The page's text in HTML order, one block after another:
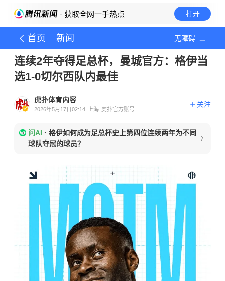
· 获取全网一手热点 打开
首页 新闻 无障碍
连续2年夺得足总杯，曼城官方：格伊当
选1-0切尔西队内最佳
虎扑体育内容
2026年5月17日02:14 上海 虎扑官方账号
关注
问AI · 格伊如何成为足总杯史上第四位连续两年为不同
球队夺冠的球员？